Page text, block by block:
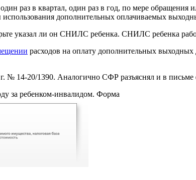
раз в квартал, один раз в год, по мере
использования дополнительных оплачиваемых
указал ли он СНИЛС ребенка. СНИЛС ребенка
расходов на оплату дополнительных
№ 14-20/1390. Аналогично СФР разъяснял и в письме
за ребенком-инвалидом. Форма